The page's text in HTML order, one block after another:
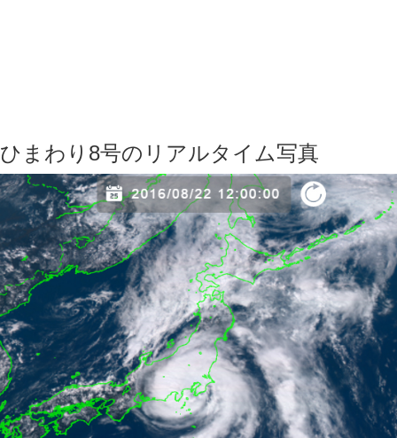
ひまわり8号のリアルタイム写真